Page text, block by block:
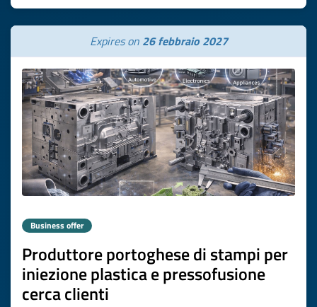
Expires on 26 febbraio 2027
Business offer
Produttore portoghese di stampi per
iniezione plastica e pressofusione
cerca clienti